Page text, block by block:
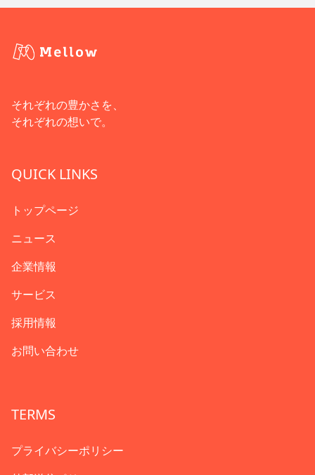
それぞれの豊かさを、
それぞれの想いで。
QUICK LINKS
トップページ
ニュース
企業情報
サービス
採用情報
お問い合わせ
TERMS
プライバシーポリシー